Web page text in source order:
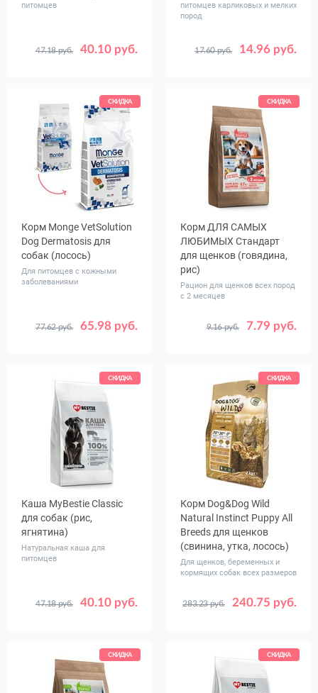
питомцев
40.10 руб.
47.18 руб.
Вес, кг 1 5
питомцев карликовых и мелких
пород
14.96 руб.
17.60 руб.
Вес, кг 0.8 2.5 7.5
СКИДКА
Корм Monge VetSolution
Dog Dermatosis для
собак (лосось)
Для питомцев с кожными
заболеваниями
65.98 руб.
77.62 руб.
Вес, кг 2 12
СКИДКА
Корм ДЛЯ САМЫХ
ЛЮБИМЫХ Стандарт
для щенков (говядина,
рис)
Рацион для щенков всех пород
с 2 месяцев
7.79 руб.
9.16 руб.
Вес, кг 0.6 2.5
СКИДКА
Каша MуBestie Classic
для собак (рис,
ягнятина)
Натуральная каша для
питомцев
40.10 руб.
47.18 руб.
Вес, кг 1 5
СКИДКА
Корм Dog&Dog Wild
Natural Instinct Puppy All
Breeds для щенков
(свинина, утка, лосось)
Для щенков, беременных и
кормящих собак всех размеров
240.75 руб.
283.23 руб.
Вес, кг 12
СКИДКА СКИДКА